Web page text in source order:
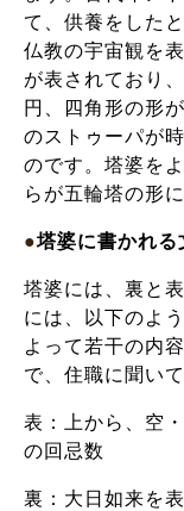
て、供養をした
仏教の宇宙観を
が表されており
円、四角形の形
のストゥーパが
のです。塔婆を
らが五輪塔の形
●塔婆に書かれる
塔婆には、裏と
には、以下のよ
よって若干の内
で、住職に聞い
表：上から、空
の回忌数
裏：大日如来を